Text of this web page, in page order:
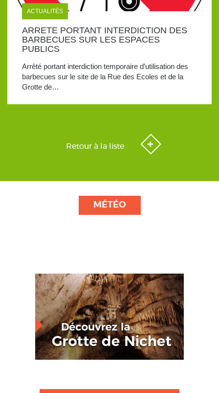
ACTUALITÉS
ARRETE PORTANT INTERDICTION DES
BARBECUES SUR LES ESPACES
PUBLICS
Arrêté portant interdiction temporaire d’utilisation des
barbecues sur le site de la Rue des Ecoles et de la
Grotte de…
Retour à la liste
MÉTÉO